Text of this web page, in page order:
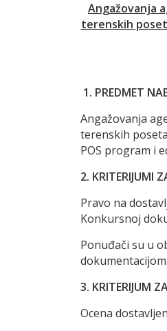
Angažovanja
terenskih
1. PREDMET
Angažovanja
terenskih
POS program i
2. KRITERIJUMI
Pravo na
Konkursnoj
Ponuđači su u
dokumentacijom.
3. KRITERIJUM
Ocena